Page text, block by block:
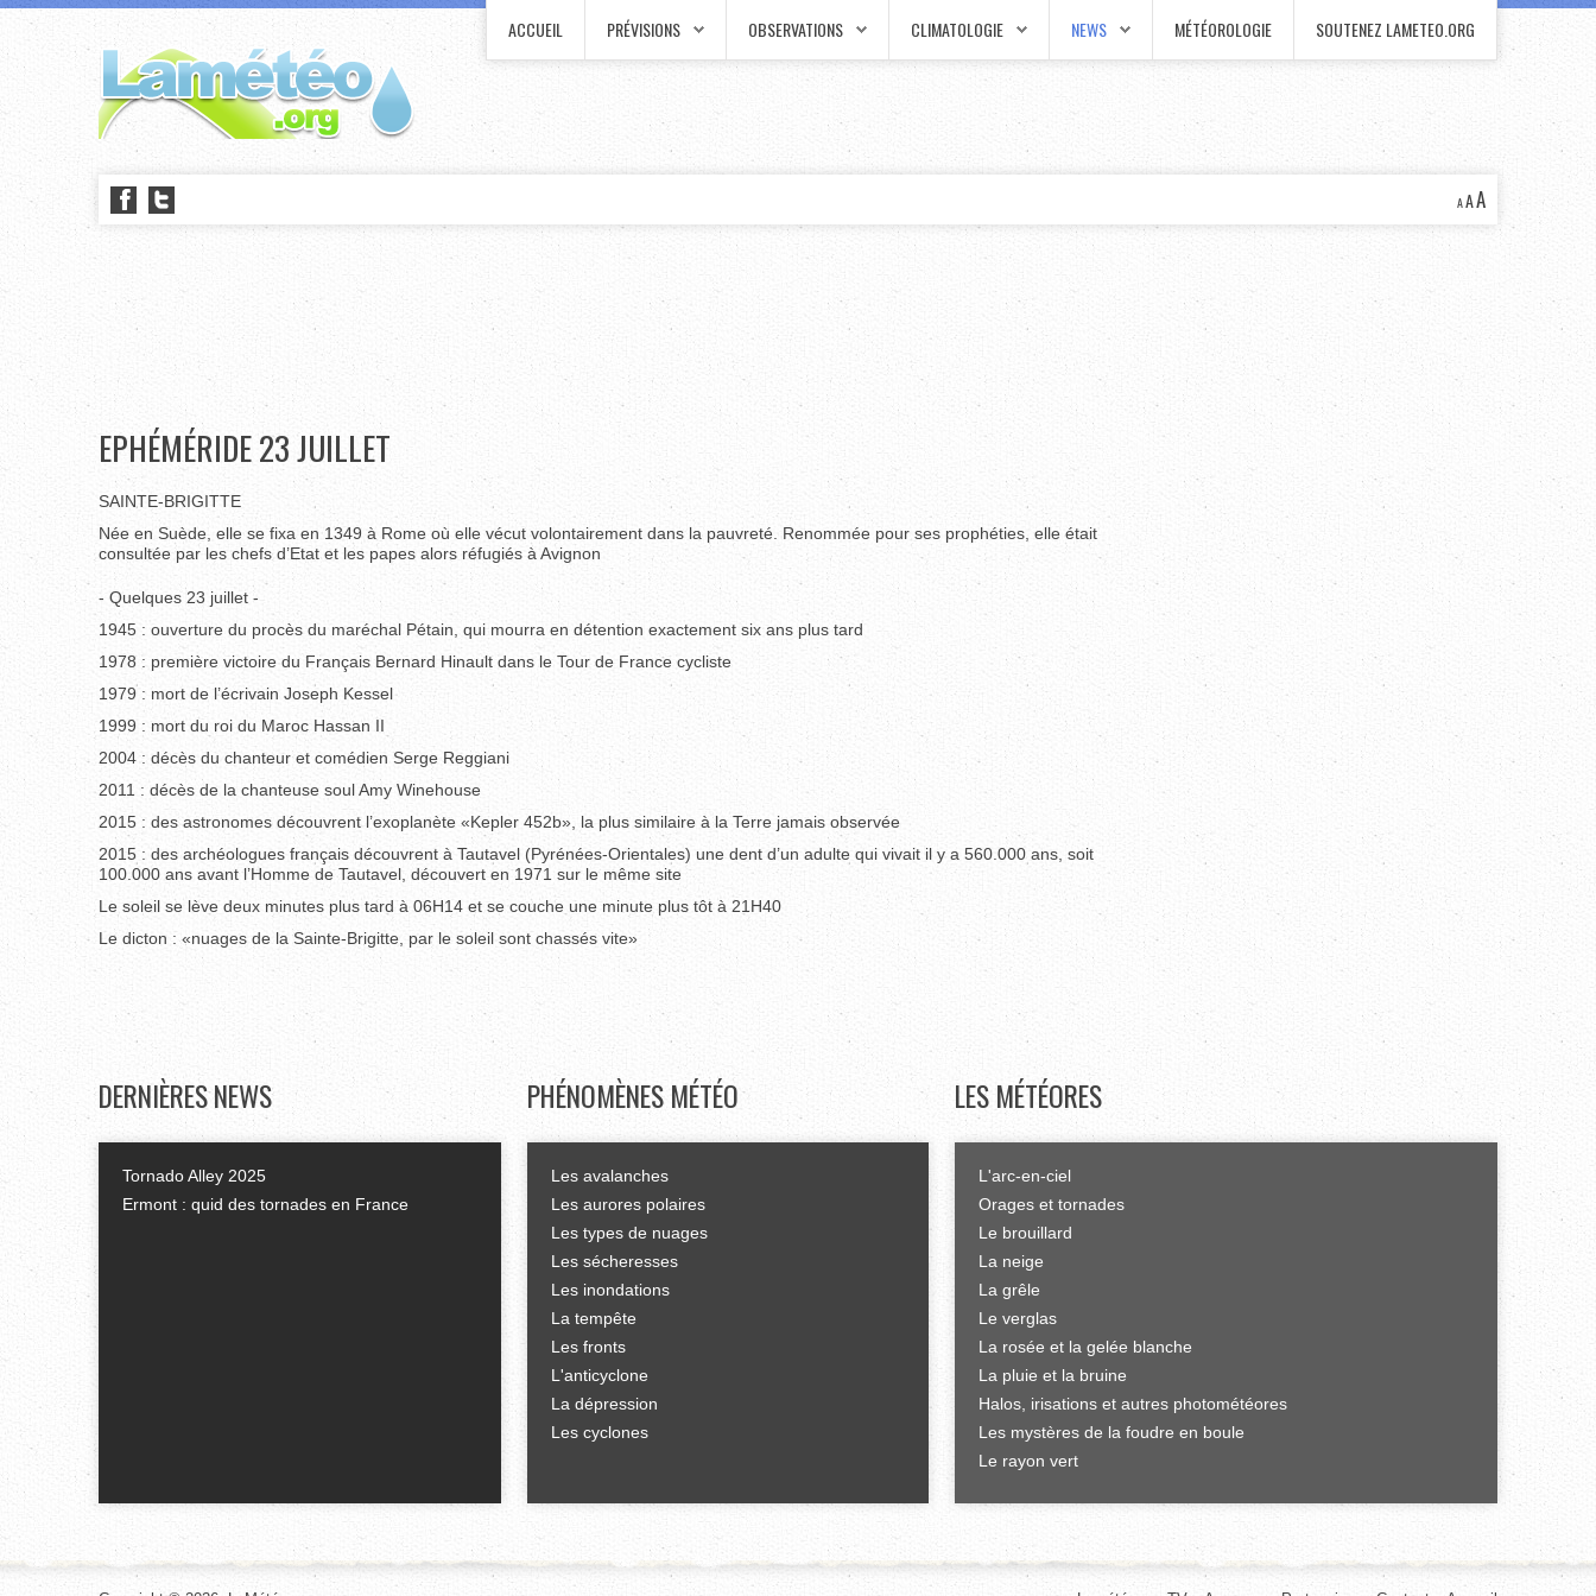
ACCUEIL PRÉVISIONS OBSERVATIONS CLIMATOLOGIE NEWS MÉTÉOROLOGIE SOUTENEZ LAMETEO.ORG
AAA
EPHÉMÉRIDE 23 JUILLET
SAINTE-BRIGITTE
Née en Suède, elle se fixa en 1349 à Rome où elle vécut volontairement dans la pauvreté. Renommée pour ses prophéties, elle était
consultée par les chefs d’Etat et les papes alors réfugiés à Avignon
- Quelques 23 juillet -
1945 : ouverture du procès du maréchal Pétain, qui mourra en détention exactement six ans plus tard
1978 : première victoire du Français Bernard Hinault dans le Tour de France cycliste
1979 : mort de l’écrivain Joseph Kessel
1999 : mort du roi du Maroc Hassan II
2004 : décès du chanteur et comédien Serge Reggiani
2011 : décès de la chanteuse soul Amy Winehouse
2015 : des astronomes découvrent l’exoplanète «Kepler 452b», la plus similaire à la Terre jamais observée
2015 : des archéologues français découvrent à Tautavel (Pyrénées-Orientales) une dent d’un adulte qui vivait il y a 560.000 ans, soit
100.000 ans avant l’Homme de Tautavel, découvert en 1971 sur le même site
Le soleil se lève deux minutes plus tard à 06H14 et se couche une minute plus tôt à 21H40
Le dicton : «nuages de la Sainte-Brigitte, par le soleil sont chassés vite»
DERNIÈRESNEWS
Tornado Alley 2025
Ermont : quid des tornades en France
PHÉNOMÈNES MÉTÉO
Les avalanches
Les aurores polaires
Les types de nuages
Les sécheresses
Les inondations
La tempête
Les fronts
L'anticyclone
La dépression
Les cyclones
LES MÉTÉORES
L'arc-en-ciel
Orages et tornades
Le brouillard
La neige
La grêle
Le verglas
La rosée et la gelée blanche
La pluie et la bruine
Halos, irisations et autres photométéores
Les mystères de la foudre en boule
Le rayon vert